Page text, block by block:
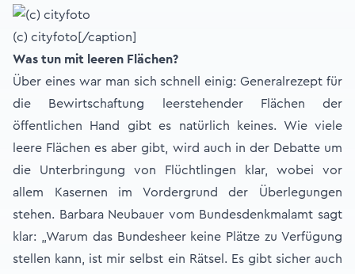
(c) cityfoto[/caption]
Was tun mit leeren Flächen?
Über eines war man sich schnell einig: Generalrezept für
die Bewirtschaftung leerstehender Flächen der
öffentlichen Hand gibt es natürlich keines. Wie viele
leere Flächen es aber gibt, wird auch in der Debatte um
die Unterbringung von Flüchtlingen klar, wobei vor
allem Kasernen im Vordergrund der Überlegungen
stehen. Barbara Neubauer vom Bundesdenkmalamt sagt
klar: „Warum das Bundesheer keine Plätze zu Verfügung
stellen kann, ist mir selbst ein Rätsel. Es gibt sicher auch